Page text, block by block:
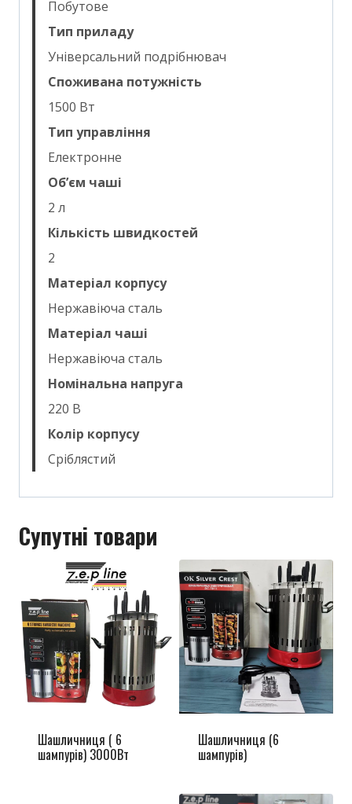
Побутове
Тип приладу
Універсальний подрібнювач
Споживана потужність
1500 Вт
Тип управління
Електронне
Об’єм чаші
2 л
Кількість швидкостей
2
Матеріал корпусу
Нержавіюча сталь
Матеріал чаші
Нержавіюча сталь
Номінальна напруга
220 В
Колір корпусу
Сріблястий
Супутні товари
Шашличниця ( 6
шампурів) 3000Вт
Шашличниця (6
шампурів)